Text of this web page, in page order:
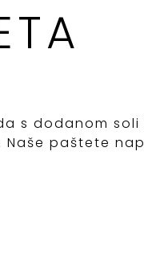
s dodanom soli
paštete